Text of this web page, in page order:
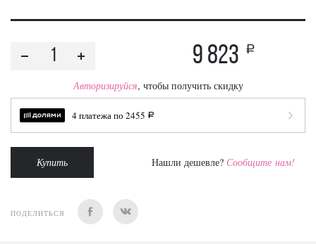
9 823 a
Авторизируйся, чтобы получить скидку
4 платежа по 2455 a
Купить Нашли дешевле? Сообщите нам!
ПОДЕЛИТЬСЯ